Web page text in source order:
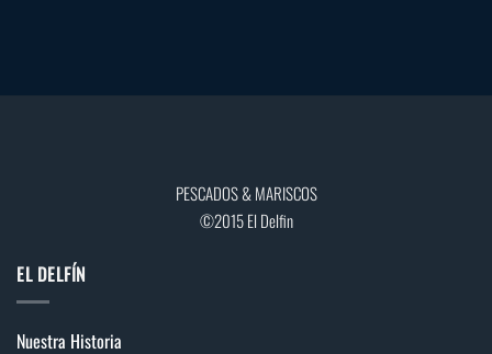
PESCADOS & MARISCOS
©2015 El Delfin
EL DELFÍN
Nuestra Historia